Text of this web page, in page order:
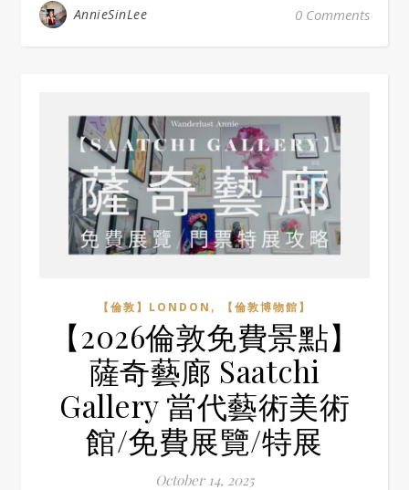
AnnieSinLee 0 Comments
【倫敦】LONDON , 【倫敦博物館】
【2026倫敦免費景點】
薩奇藝廊 Saatchi
Gallery 當代藝術美術
館/免費展覽/特展
October 14, 2025